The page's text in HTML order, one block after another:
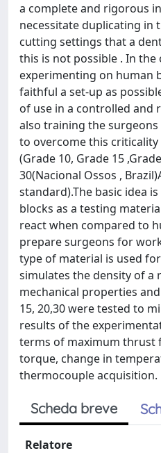
a complete and rigorous
necessitate duplicating in
cutting settings that a
this is not possible . In
experimenting on human
faithful a set-up as
of use in a controlled and
also training the
to overcome this
(Grade 10, Grade 15
30(Nacional Ossos ,
standard).The basic idea
blocks as a testing
react when compared to
prepare surgeons for
type of material is used
simulates the density of a
mechanical properties
15, 20,30 were tested to
results of the
terms of maximum thrust
torque, change in
thermocouple acquisition.
Scheda breve
Relatore